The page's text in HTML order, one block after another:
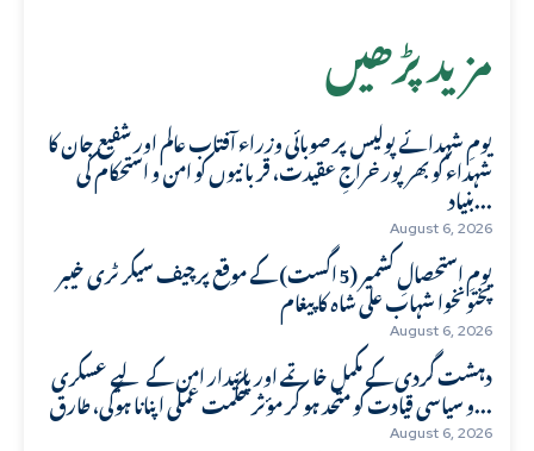
مزید پڑھیں
یومِ شہدائے پولیس پر صوبائی وزراء آفتاب عالم اور شفیع جان کا
شہداء کو بھرپور خراجِ عقیدت، قربانیوں کو امن و استحکام کی
بنیاد...
August 6, 2026
یومِ استحصالِ کشمیر (5 اگست) کے موقع پرچیف سیکرٹری خیبر
پختونخوا شہاب علی شاہ کا پیغام
August 6, 2026
دہشت گردی کے مکمل خاتمے اور پائیدار امن کے لیے عسکری
و سیاسی قیادت کو متحد ہو کر مؤثر حکمت عملی اپنانا ہوگی، طارق...
August 6, 2026